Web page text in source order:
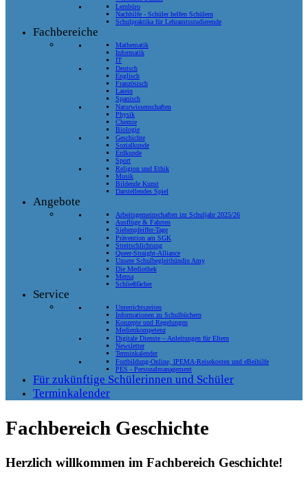
Lernbüro
Nachhilfe - Schüler helfen Schülern
Schulpraktika für Lehramtsstudierende
Fachbereiche
Mathematik
Informatik
IT
Deutsch
Englisch
Französisch
Latein
Spanisch
Naturwissenschaften
Physik
Chemie
Biologie
Geschichte
Sozialkunde
Erdkunde
Sport
Religion und Ethik
Musik
Bildende Kunst
Darstellendes Spiel
Angebote
Arbeitsgemeinschaften im Schuljahr 2025/26
Ausflüge & Fahrten
Siebenpfeiffer-Tage
Prävention am SGK
Streitschlichtung
Queer-Straight-Alliance
Unsere Schulbegleithündin Amy
Die Mediothek
Mensa
Schließfächer
Service
Unterrichtszeiten
Informationen zu Schulbüchern
Konzepte und Regelungen
Medienkompetenz
Digitale Dienste – Anleitungen für Eltern
Newsletter
Terminkalender
Fortbildung-Online, IPEMA-Reisekosten und eBeihilfe
PES - Personalmanagement
Für zukünftige Schülerinnen und Schüler
Terminkalender
Fachbereich Geschichte
Herzlich willkommen im Fachbereich Geschichte!